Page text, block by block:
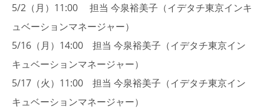
5/2（月）11:00 担当 今泉裕美子（イデタチ東京インキ
ュベーションマネージャー）
5/16（月）14:00 担当 今泉裕美子（イデタチ東京イン
キュベーションマネージャー）
5/17（火）11:00 担当 今泉裕美子（イデタチ東京イン
キュベーションマネージャー）